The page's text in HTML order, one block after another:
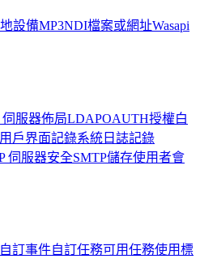
設備MP3NDI檔案或網址Wasapi
伺服器佈局LDAPOAUTH授權白
用戶界面記錄系統日誌記錄
伺服器安全SMTP儲存使用者會
訂事件自訂任務可用任務使用標